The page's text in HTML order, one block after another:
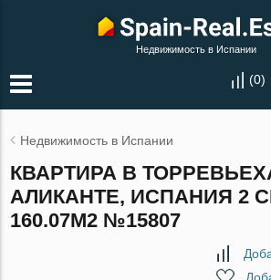
Недвижимость в Испании
(0)
Недвижимость в Испании
КВАРТИРА В
АЛИКАНТЕ, ИСПАНИЯ 2
160.07М2 №15807